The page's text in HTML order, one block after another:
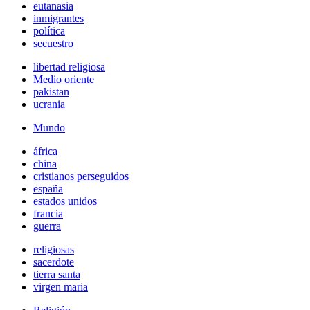
eutanasia
inmigrantes
política
secuestro
libertad religiosa
Medio oriente
pakistan
ucrania
Mundo
áfrica
china
cristianos perseguidos
españa
estados unidos
francia
guerra
religiosas
sacerdote
tierra santa
virgen maria